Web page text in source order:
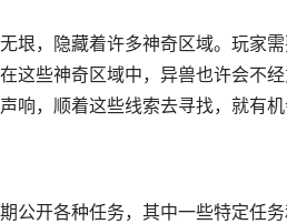
垠，隐藏着许多神奇区域。玩家
这些神奇区域中，异兽也许会不
响，顺着这些线索去寻找，就有机
公开各种任务，其中一些特定任